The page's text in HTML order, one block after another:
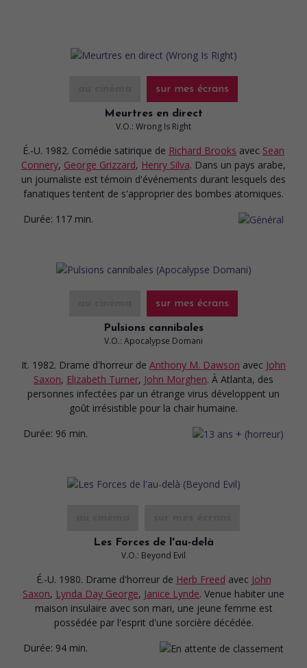
sur mes écrans
Meurtres en direct
V.O.: Wrong Is Right
É.-U. 1982. Comédie satirique de Richard Brooks avec Sean
Connery, George Grizzard, Henry Silva. Dans un pays arabe,
un journaliste est témoin d'événements durant lesquels des
fanatiques tentent de s'approprier des bombes atomiques.
Durée: 117 min.
sur mes écrans
Pulsions cannibales
V.O.: Apocalypse Domani
It. 1982. Drame d'horreur de Anthony M. Dawson avec John
Saxon, Elizabeth Turner, John Morghen. À Atlanta, des
personnes infectées par un étrange virus développent un
goût irrésistible pour la chair humaine.
Durée: 96 min.
Les Forces de l'au-delà
V.O.: Beyond Evil
É.-U. 1980. Drame d'horreur de Herb Freed avec John
Saxon, Lynda Day George, Janice Lynde. Venue habiter une
maison insulaire avec son mari, une jeune femme est
possédée par l'esprit d'une sorcière décédée.
Durée: 94 min.